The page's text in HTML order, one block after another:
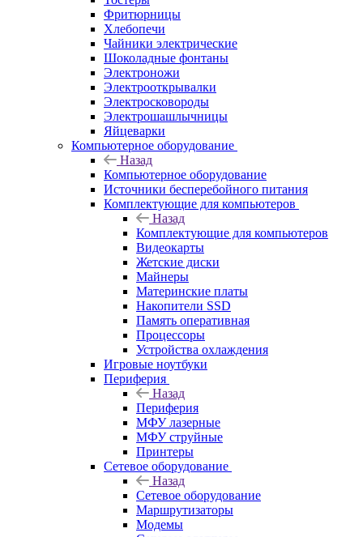
Фритюрницы
Хлебопечи
Чайники электрические
Шоколадные фонтаны
Электроножи
Электрооткрывалки
Электросковороды
Электрошашлычницы
Яйцеварки
Компьютерное оборудование
Назад
Компьютерное оборудование
Источники бесперебойного питания
Комплектующие для компьютеров
Назад
Комплектующие для компьютеров
Видеокарты
Жетские диски
Майнеры
Материнские платы
Накопители SSD
Память оперативная
Процессоры
Устройства охлаждения
Игровые ноутбуки
Периферия
Назад
Периферия
МФУ лазерные
МФУ струйные
Принтеры
Сетевое оборудование
Назад
Сетевое оборудование
Маршрутизаторы
Модемы